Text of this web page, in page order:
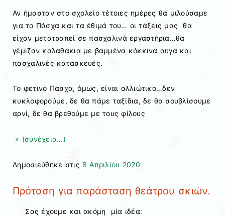
Αν ήμασταν στο σχολείο τέτοιες ημέρες θα μιλούσαμε
για το Πάσχα και τα έθιμά του… οι τάξεις μας θα
είχαν μετατραπεί σε πασχαλινά εργαστήρια…θα
γέμιζαν καλαθάκια με βαμμένα κόκκινα αυγά και
πασχαλινές κατασκευές.
Το φετινό Πάσχα, όμως, είναι αλλιώτικο…δεν
κυκλοφορούμε, δε θα πάμε ταξίδια, δε θα σουβλίσουμε
αρνί, δε θα βρεθούμε με τους φίλους
» (συνέχεια…)
Δημοσιεύθηκε στις 8 Απριλίου 2020
Πρόταση για παράσταση θεάτρου σκιών.
Σας έχουμε και ακόμη μία ιδέα: